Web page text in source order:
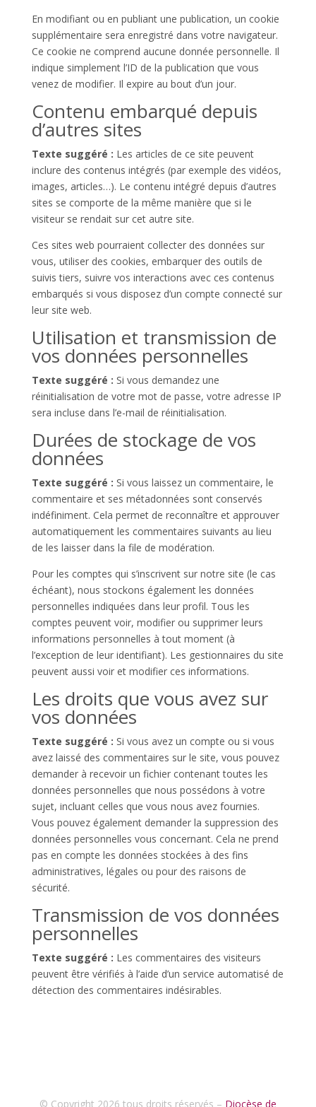
En modifiant ou en publiant une publication, un cookie
supplémentaire sera enregistré dans votre navigateur.
Ce cookie ne comprend aucune donnée personnelle. Il
indique simplement l’ID de la publication que vous
venez de modifier. Il expire au bout d’un jour.
Contenu embarqué depuis
d’autres sites
Texte suggéré : Les articles de ce site peuvent
inclure des contenus intégrés (par exemple des vidéos,
images, articles…). Le contenu intégré depuis d’autres
sites se comporte de la même manière que si le
visiteur se rendait sur cet autre site.
Ces sites web pourraient collecter des données sur
vous, utiliser des cookies, embarquer des outils de
suivis tiers, suivre vos interactions avec ces contenus
embarqués si vous disposez d’un compte connecté sur
leur site web.
Utilisation et transmission de
vos données personnelles
Texte suggéré : Si vous demandez une
réinitialisation de votre mot de passe, votre adresse IP
sera incluse dans l’e-mail de réinitialisation.
Durées de stockage de vos
données
Texte suggéré : Si vous laissez un commentaire, le
commentaire et ses métadonnées sont conservés
indéfiniment. Cela permet de reconnaître et approuver
automatiquement les commentaires suivants au lieu
de les laisser dans la file de modération.
Pour les comptes qui s’inscrivent sur notre site (le cas
échéant), nous stockons également les données
personnelles indiquées dans leur profil. Tous les
comptes peuvent voir, modifier ou supprimer leurs
informations personnelles à tout moment (à
l’exception de leur identifiant). Les gestionnaires du site
peuvent aussi voir et modifier ces informations.
Les droits que vous avez sur
vos données
Texte suggéré : Si vous avez un compte ou si vous
avez laissé des commentaires sur le site, vous pouvez
demander à recevoir un fichier contenant toutes les
données personnelles que nous possédons à votre
sujet, incluant celles que vous nous avez fournies.
Vous pouvez également demander la suppression des
données personnelles vous concernant. Cela ne prend
pas en compte les données stockées à des fins
administratives, légales ou pour des raisons de
sécurité.
Transmission de vos données
personnelles
Texte suggéré : Les commentaires des visiteurs
peuvent être vérifiés à l’aide d’un service automatisé de
détection des commentaires indésirables.
© Copyright 2026 tous droits réservés – Diocèse de